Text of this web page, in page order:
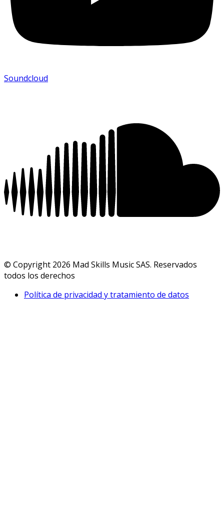
Soundcloud
© Copyright 2026 Mad Skills Music SAS. Reservados
todos los derechos
Política de privacidad y tratamiento de datos